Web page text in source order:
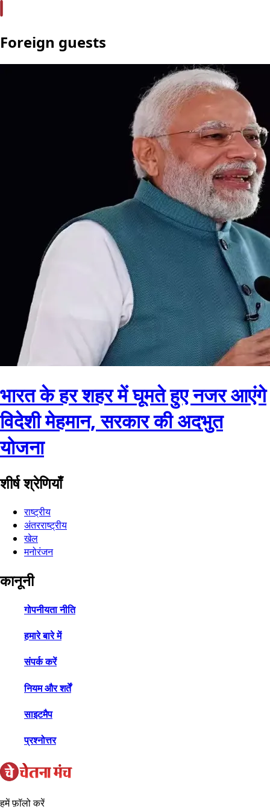
Foreign guests
भारत के हर शहर में घूमते हुए नजर आएंगे
विदेशी मेहमान, सरकार की अदभुत
योजना
शीर्ष श्रेणियाँ
राष्ट्रीय
अंतरराष्ट्रीय
खेल
मनोरंजन
कानूनी
गोपनीयता नीति
हमारे बारे में
संपर्क करें
नियम और शर्तें
साइटमैप
प्रश्नोत्तर
हमें फ़ॉलो करें